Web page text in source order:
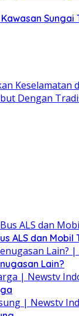
Sungai
Keselamatan
Dengan
dan Mobil
Lain?